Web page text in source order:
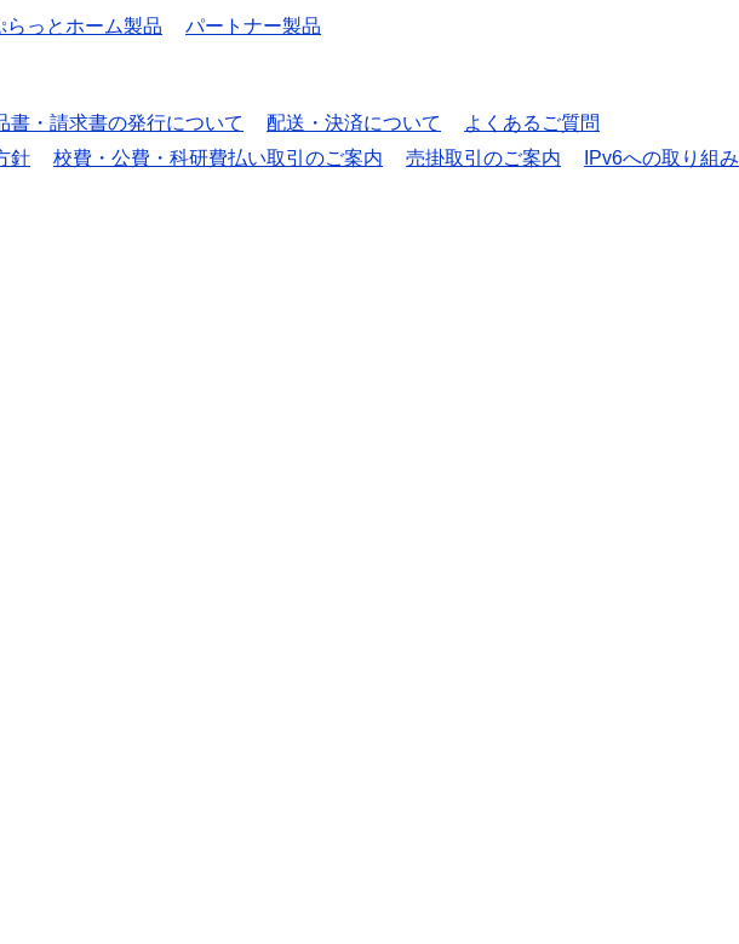
らっとホーム製品 パートナー製品
書・請求書の発行について 配送・決済について
よくあるご質問
針 校費・公費・科研費払い取引のご案内 売掛取引のご案内
IPv6への取り組み